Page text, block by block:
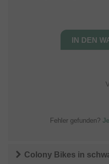
Fehler gefunden?
Colony Bikes in